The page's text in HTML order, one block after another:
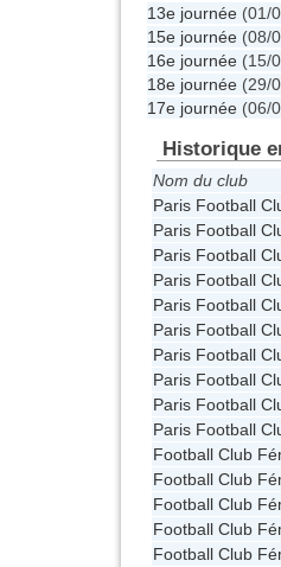
13e journée (01/
15e journée (08/
16e journée (15/
18e journée (29/
17e journée (06/
Historique
Nom du club
Paris Football
Paris Football
Paris Football
Paris Football
Paris Football
Paris Football
Paris Football
Paris Football
Paris Football
Paris Football
Football Club
Football Club
Football Club
Football Club
Football Club